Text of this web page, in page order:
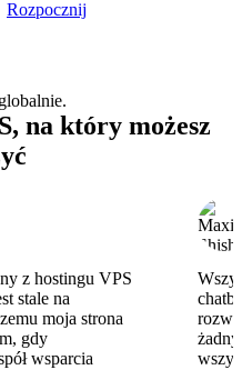
Rozpocznij
na który możesz
z hostingu VPS
stale na
moja strona
gdy
wsparcia